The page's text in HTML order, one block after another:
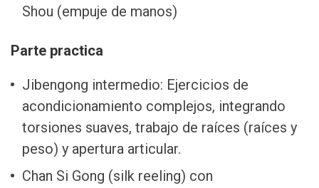
Shou (empuje de manos)
Parte practica
Jibengong intermedio: Ejercicios de
acondicionamiento complejos, integrando
torsiones suaves, trabajo de raíces (raíces y
peso) y apertura articular.
Chan Si Gong (silk reeling) con